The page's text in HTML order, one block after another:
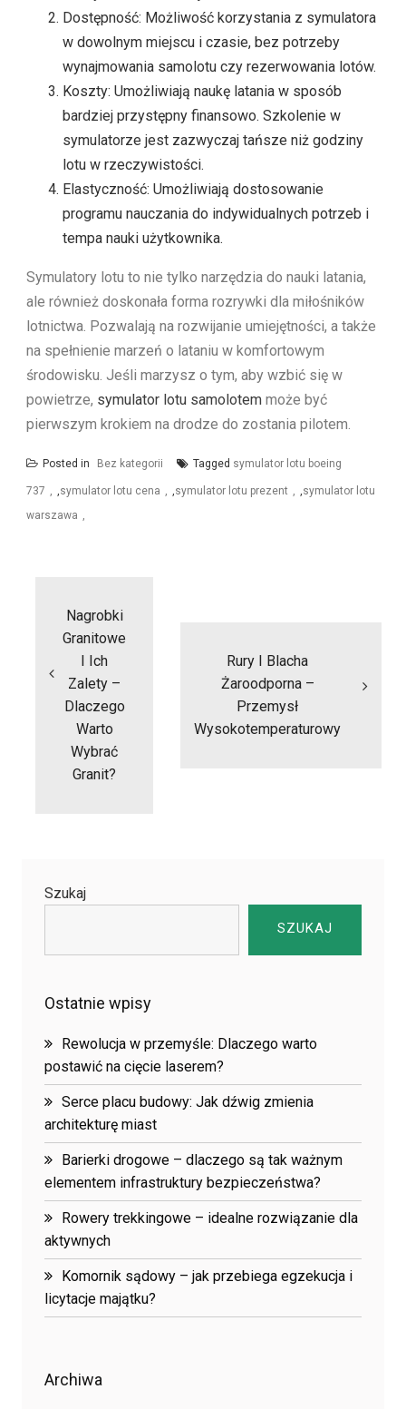
Dostępność: Możliwość korzystania z symulatora
w dowolnym miejscu i czasie, bez potrzeby
wynajmowania samolotu czy rezerwowania lotów.
Koszty: Umożliwiają naukę latania w sposób
bardziej przystępny finansowo. Szkolenie w
symulatorze jest zazwyczaj tańsze niż godziny
lotu w rzeczywistości.
Elastyczność: Umożliwiają dostosowanie
programu nauczania do indywidualnych potrzeb i
tempa nauki użytkownika.
Symulatory lotu to nie tylko narzędzia do nauki latania,
ale również doskonała forma rozrywki dla miłośników
lotnictwa. Pozwalają na rozwijanie umiejętności, a także
na spełnienie marzeń o lataniu w komfortowym
środowisku. Jeśli marzysz o tym, aby wzbić się w
powietrze, symulator lotu samolotem może być
pierwszym krokiem na drodze do zostania pilotem.
Posted in Bez kategorii Tagged symulator lotu boeing
737 ,symulator lotu cena ,symulator lotu prezent ,symulator lotu
warszawa
Nagrobki
Granitowe
I Ich
Zalety –
Dlaczego
Warto
Wybrać
Granit?
Rury I Blacha
Żaroodporna –
Przemysł
Wysokotemperaturowy
Szukaj
SZUKAJ
Ostatnie wpisy
Rewolucja w przemyśle: Dlaczego warto
postawić na cięcie laserem?
Serce placu budowy: Jak dźwig zmienia
architekturę miast
Barierki drogowe – dlaczego są tak ważnym
elementem infrastruktury bezpieczeństwa?
Rowery trekkingowe – idealne rozwiązanie dla
aktywnych
Komornik sądowy – jak przebiega egzekucja i
licytacje majątku?
Archiwa